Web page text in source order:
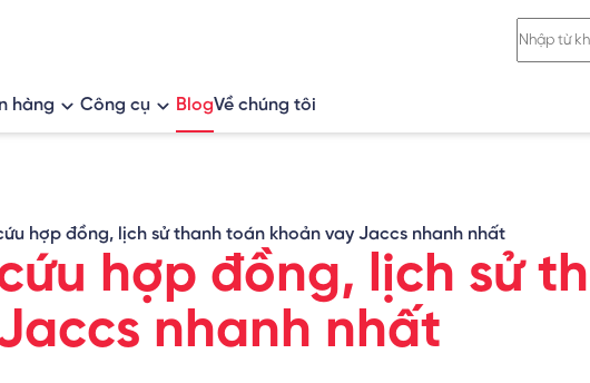
bay
hàng Công cụ
Tính lãi tiết kiệm
Tỷ giá ngoại tệ
BlogVề chúng tôi
hợp đồng, lịch sử thanh toán khoản vay Jaccs nhanh nhất
hợp đồng, lịch sử
nhanh nhất